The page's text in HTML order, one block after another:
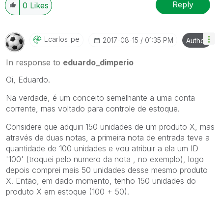
0 Likes Reply
Lcarlos_pe ‎2017-08-15 01:35 PM Author
In response to eduardo_dimperio
Oi, Eduardo.
Na verdade, é um conceito semelhante a uma conta
corrente, mas voltado para controle de estoque.
Considere que adquiri 150 unidades de um produto X, mas
através de duas notas, a primeira nota de entrada teve a
quantidade de 100 unidades e vou atribuir a ela um ID
'100' (troquei pelo numero da nota , no exemplo), logo
depois comprei mais 50 unidades desse mesmo produto
X. Então, em dado momento, tenho 150 unidades do
produto X em estoque (100 + 50).